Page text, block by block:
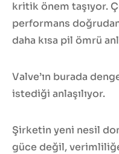
kritik önem taşıyor.
performans
daha kısa pil ömrü
Valve’ın burada
istediği anlaşılıyor.
Şirketin yeni nesil
güce değil,